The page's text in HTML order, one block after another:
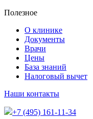
Полезное
О клинике
Документы
Врачи
Цены
База знаний
Налоговый вычет
Наши контакты
+7 (495) 161-11-34